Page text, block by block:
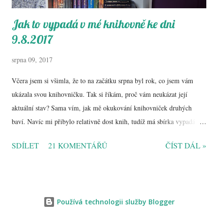
Jak to vypadá v mé knihovně ke dni
9.8.2017
srpna 09, 2017
Včera jsem si všimla, že to na začátku srpna byl rok, co jsem vám
ukázala svou knihovničku. Tak si říkám, proč vám neukázat její
aktuální stav? Sama vím, jak mě okukování knihovniček druhých
baví. Navíc mi přibylo relativně dost knih, tudíž má sbírka vypadá
můžete podívat, jak na tom s knihami jsem. Přidala jsem i pár slov,
SDÍLET 21 KOMENTÁŘŮ ČÍST DÁL »
Používá technologii služby Blogger